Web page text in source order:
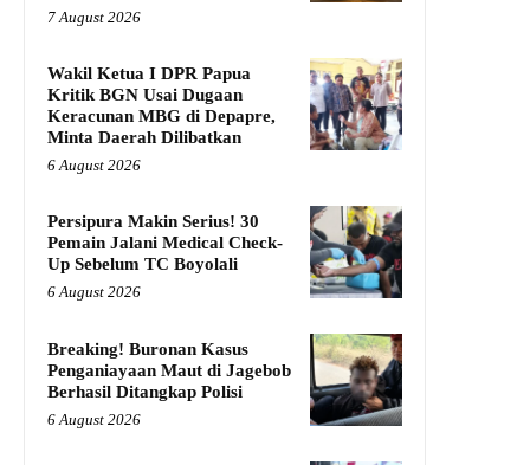
7 August 2026
Wakil Ketua I DPR Papua
Kritik BGN Usai Dugaan
Keracunan MBG di Depapre,
Minta Daerah Dilibatkan
6 August 2026
Persipura Makin Serius! 30
Pemain Jalani Medical Check-
Up Sebelum TC Boyolali
6 August 2026
Breaking! Buronan Kasus
Penganiayaan Maut di Jagebob
Berhasil Ditangkap Polisi
6 August 2026